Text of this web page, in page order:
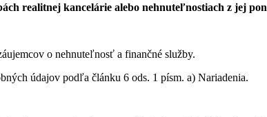
realitnej kancelárie alebo nehnuteľnostiach z jej
o nehnuteľnosť a finančné služby.
údajov podľa článku 6 ods. 1 písm. a) Nariadenia.